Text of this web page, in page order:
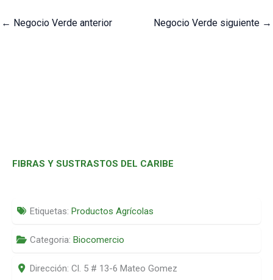
← Negocio Verde anterior Negocio Verde siguiente →
FIBRAS Y SUSTRASTOS DEL CARIBE
Etiquetas: Productos Agrícolas
Categoria: Biocomercio
Dirección: Cl. 5 # 13-6 Mateo Gomez